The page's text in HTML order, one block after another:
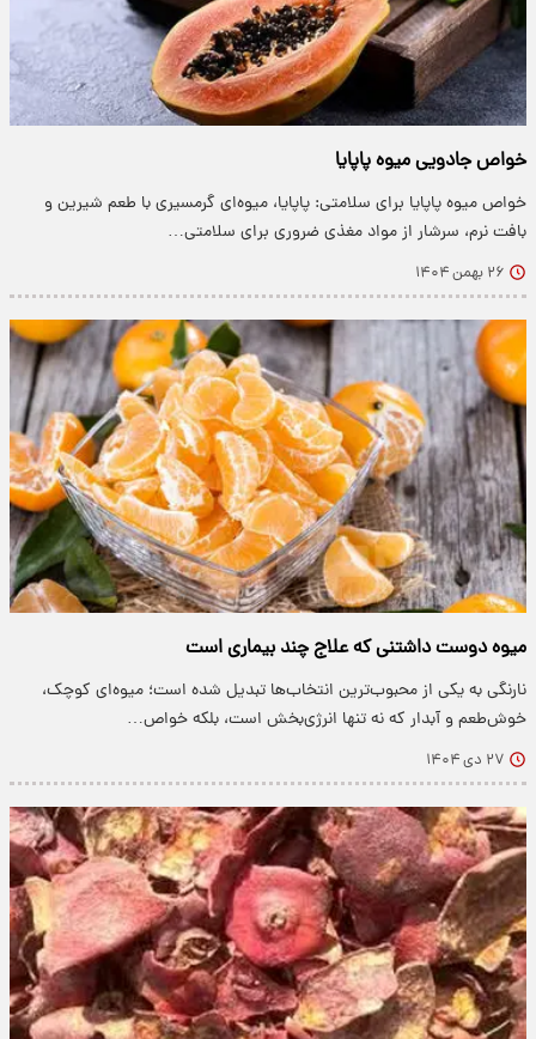
خواص جادویی میوه پاپایا
خواص میوه پاپایا برای سلامتی: پاپایا، میوه‌ای گرمسیری با طعم شیرین و
بافت نرم، سرشار از مواد مغذی ضروری برای سلامتی…
۲۶ بهمن ۱۴۰۴
میوه دوست داشتنی که علاج چند بیماری است
نارنگی به یکی از محبوب‌ترین انتخاب‌ها تبدیل شده است؛ میوه‌ای کوچک،
خوش‌طعم و آبدار که نه تنها انرژی‌بخش است، بلکه خواص…
۲۷ دی ۱۴۰۴